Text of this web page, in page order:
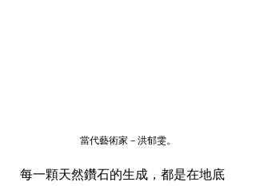
當代藝術家－洪郁雯。
每一顆天然鑽石的生成，都是在地底